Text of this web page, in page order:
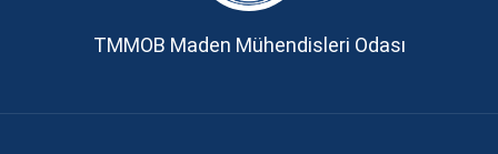
TMMOB Maden Mühendisleri Odası